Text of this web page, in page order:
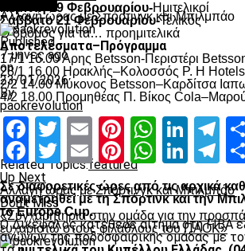
Πέμπτη 19 Φεβρουαρίου-Ημιτελικοί
Σάββατο 21 Φεβρουαρίου-Τελικός
Ο δρόμος για τα… προημιτελικά
Αποτελέσματα–Πρόγραμμα
17/1 16.00 Άρης Betsson-Περιστέρι
28/1 16.00 Ηρακλής–Κολοσσός Ρ. H
2/2 14.00 Μύκονος Betsson–Καρδίτσα
4/2 18.00 Προμηθέας Π. Βίκος
Facebook
Twitter
EmailPinterest
Related Topics:featured
Up Next
Αλλαγή ώρας με Σπόρτινγκ και Μπιλμπάο
Don't Miss
«Συγχαρητήρια στην ομάδα για την
ευχαριστώ στους φιλάθλους του ΠΑΟΚ»
Αλλαγή ώρας με Σπόρτινγκ και Μπιλμπάο
Published
7 μήνες ago
on
23/01/2026
By
paokrevolution
Facebook
Twitter
EmailPinterest
Σε διαφορετικές ώρες από τις αρχικά
αναμετρηθεί με τη Σπόρτινκ και την
το Europe Cup.
Ο Δικέφαλος κατέθεσε αίτημα στη FIBA
αγώνων της ποδοσφαιρικής ομάδας με